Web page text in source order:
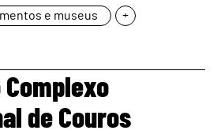
e museus +
de Couros